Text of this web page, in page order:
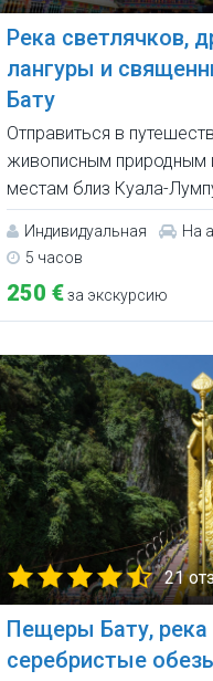
Река светлячков,
лангуры и
Бату
Отправиться в
живописным природным
местам близ Куала-
Индивидуальная
На
5 часов
250 €за экскурсию
21
Пещеры Бату, река
серебристые